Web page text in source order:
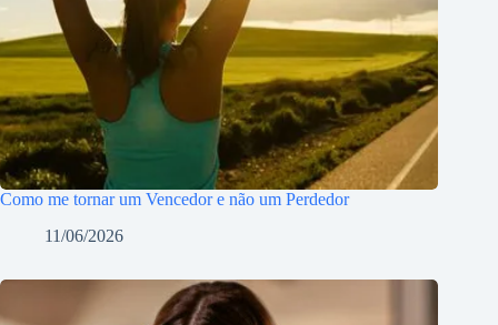
Como me tornar um Vencedor e não um Perdedor
11/06/2026